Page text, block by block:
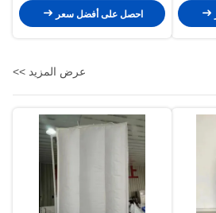
احصل على أفضل سعر
عرض المزيد >>